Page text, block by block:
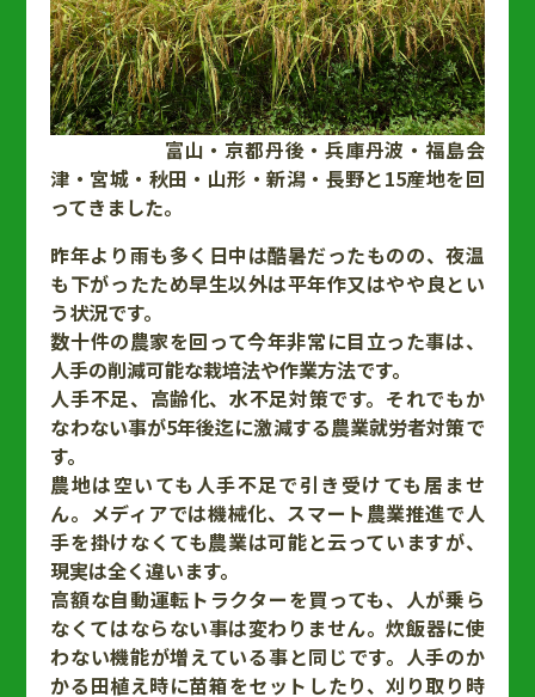
富山・京都丹後・兵庫丹波・福島会
津・宮城・秋田・山形・新潟・長野と15産地を回
ってきました。
昨年より雨も多く日中は酷暑だったものの、夜温
も下がったため早生以外は平年作又はやや良とい
う状況です。
数十件の農家を回って今年非常に目立った事は、
人手の削減可能な栽培法や作業方法です。
人手不足、高齢化、水不足対策です。それでもか
なわない事が5年後迄に激減する農業就労者対策で
す。
農地は空いても人手不足で引き受けても居ませ
ん。メディアでは機械化、スマート農業推進で人
手を掛けなくても農業は可能と云っていますが、
現実は全く違います。
高額な自動運転トラクターを買っても、人が乗ら
なくてはならない事は変わりません。炊飯器に使
わない機能が増えている事と同じです。人手のか
かる田植え時に苗箱をセットしたり、刈り取り時